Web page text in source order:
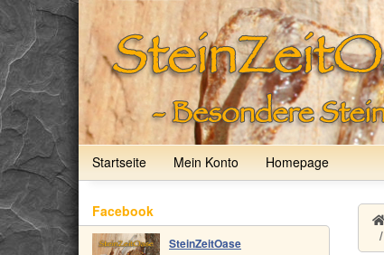
Startseite Mein Konto Homepage
Facebook
SteinZeitOase